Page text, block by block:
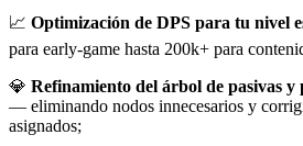
📈 Optimización de DPS para tu nivel
para early-game hasta 200k+ para
💎 Refinamiento del árbol de pasivas y
— eliminando nodos innecesarios y
asignados;